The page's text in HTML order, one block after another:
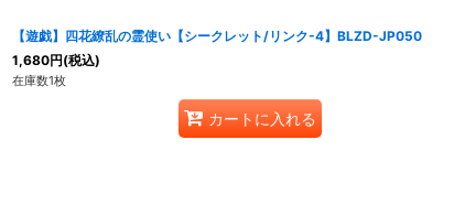
【遊戯】四花繚乱の霊使い【シークレット/リンク-4】BLZD-JP050
1,680円(税込)
在庫数1枚
カートに入れる